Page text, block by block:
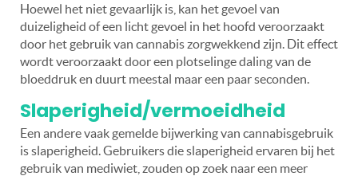
Hoewel het niet gevaarlijk is, kan het gevoel van
duizeligheid of een licht gevoel in het hoofd veroorzaakt
door het gebruik van cannabis zorgwekkend zijn. Dit effect
wordt veroorzaakt door een plotselinge daling van de
bloeddruk en duurt meestal maar een paar seconden.
Slaperigheid/vermoeidheid
Een andere vaak gemelde bijwerking van cannabisgebruik
is slaperigheid. Gebruikers die slaperigheid ervaren bij het
gebruik van mediwiet, zouden op zoek naar een meer